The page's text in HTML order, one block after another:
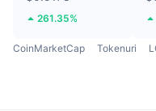
261.35%
CoinMarketCap Tokenuri